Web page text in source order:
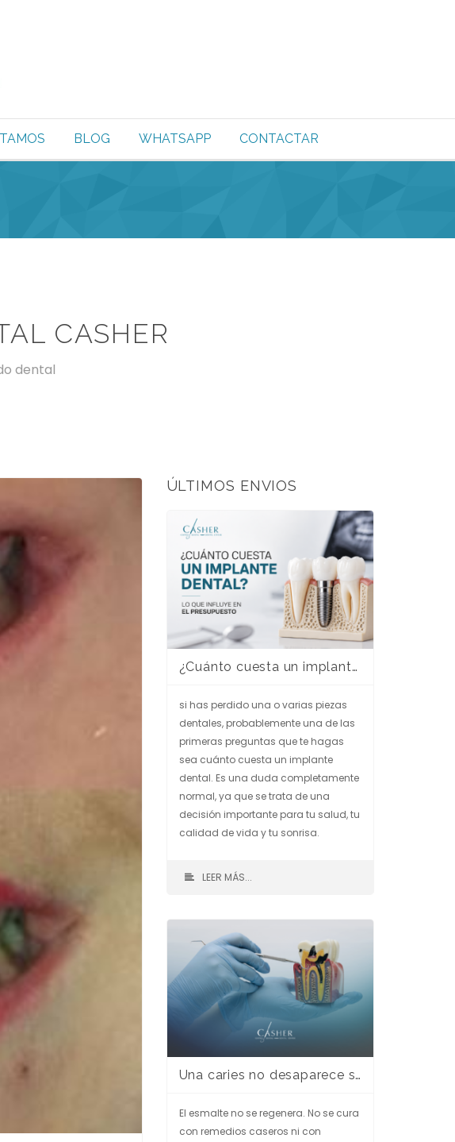
BLOG WHATSAPP CONTACTAR
CASHER
dental
ÚLTIMOS ENVIOS
¿Cuánto cuesta un implante dental en Alicante? Guía completa para entender el presupuesto
si has perdido una o varias piezas
dentales, probablemente una de las
primeras preguntas que te hagas
sea cuánto cuesta un implante
dental. Es una duda completamente
normal, ya que se trata de una
decisión importante para tu salud, tu
calidad de vida y tu sonrisa.
LEER MÁS...
Una caries no desaparece sola. Y cuanto más esperas, más cara sale.
El esmalte no se regenera. No se cura
con remedios caseros ni con